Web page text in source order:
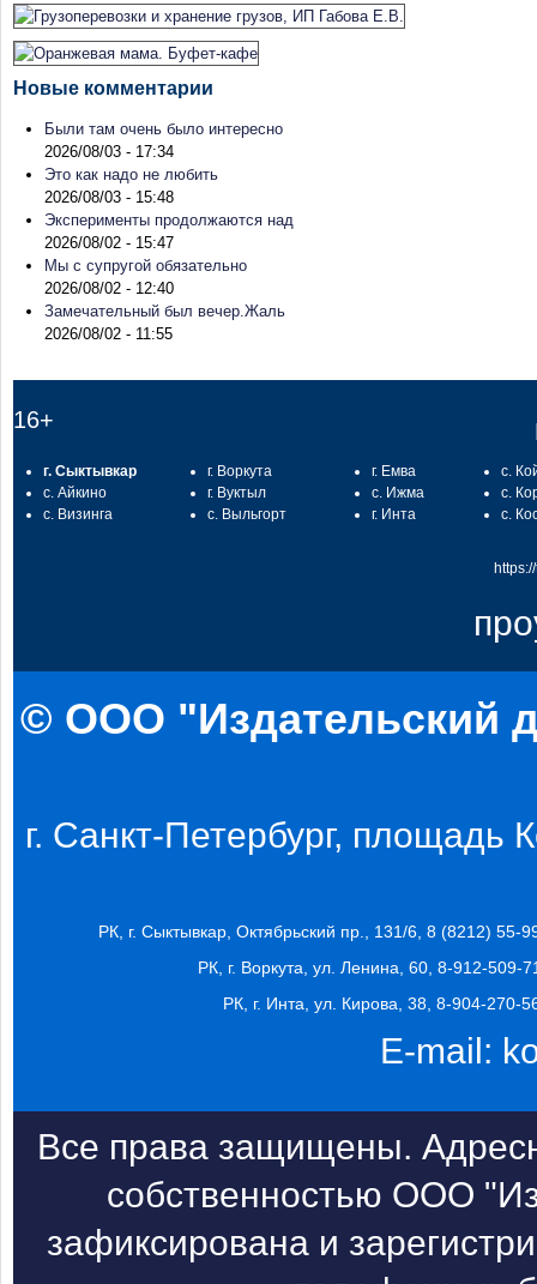
Новые комментарии
Были там очень было интересно
2026/08/03 - 17:34
Это как надо не любить
2026/08/03 - 15:48
Эксперименты продолжаются над
2026/08/02 - 15:47
Мы с супругой обязательно
2026/08/02 - 12:40
Замечательный был вечер.Жаль
2026/08/02 - 11:55
16+
г. Сыктывкар
с. Айкино
с. Визинга
г. Воркута
г. Вуктыл
с. Выльгорт
г. Емва
с. Ижма
г. Инта
с.
с.
с.
© ООО "Издательский
г. Санкт-Петербург, площадь
РК, г. Сыктывкар, Октябрьский пр., 131/6, 8 (8212) 55-
РК, г. Воркута, ул. Ленина, 60, 8-912-509-
РК, г. Инта, ул. Кирова, 38, 8-904-270-
E-mail:
Все права защищены.
собственностью ООО
зафиксирована и